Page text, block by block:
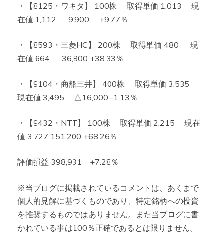
・【8125・ワキタ】 100株 取得単価 1,013 現
在値 1,112 9,900 +9.77％
・【8593・三菱HC】 200株 取得単価 480 現
在値 664 36,800 +38.33％
・【9104・商船三井】 400株 取得単価 3,535
現在値 3,495 △16,000 -1.13％
・【9432・NTT】 100株 取得単価 2,215 現在
値 3,727 151,200 +68.26％
評価損益 398,931 +7.28％
※当ブログに掲載されているコメントは、あくまで
個人的見解に基づくものであり、特定銘柄への投資
を推奨するものではありません。また当ブログに書
かれている事は100％正確であるとは限りません。